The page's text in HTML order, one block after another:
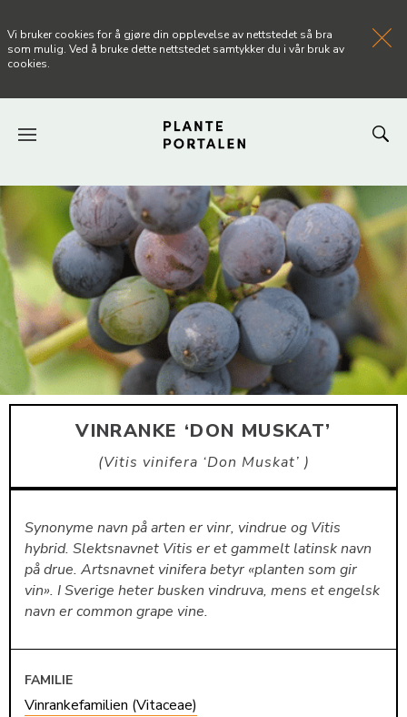
FORSIDEN
NYHETER
ARTIKLER
OM PLANTEPORTALEN
KONTAKT
Vi bruker cookies for å gjøre din opplevelse av nettstedet så bra
som mulig. Ved å bruke dette nettstedet samtykker du i vår bruk av
cookies.
VINRANKE ‘DON MUSKAT’
Vitis vinifera ‘Don Muskat’
Synonyme navn på arten er vinr, vindrue og Vitis
hybrid. Slektsnavnet Vitis er et gammelt latinsk navn
på drue. Artsnavnet vinifera betyr «planten som gir
vin». I Sverige heter busken vindruva, mens et engelsk
navn er common grape vine.
FAMILIE
Vinrankefamilien (Vitaceae)